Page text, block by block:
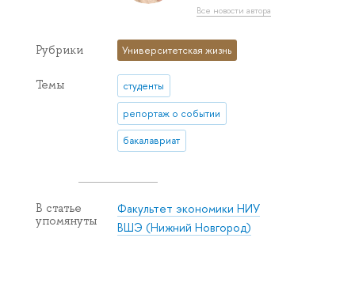
Все новости автора
Рубрики Университетская жизнь
Темы студенты
репортаж о событии
бакалавриат
В статье
упомянуты
Факультет экономики НИУ
ВШЭ (Нижний Новгород)